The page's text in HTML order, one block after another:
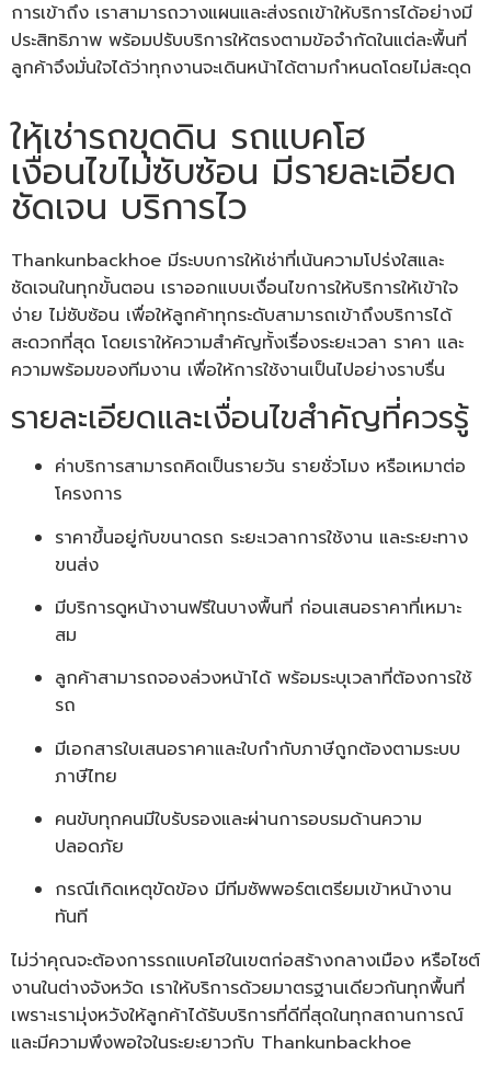
การเข้าถึง เราสามารถวางแผนและส่งรถเข้าให้บริการได้อย่างมี
ประสิทธิภาพ พร้อมปรับบริการให้ตรงตามข้อจำกัดในแต่ละพื้นที่
ลูกค้าจึงมั่นใจได้ว่าทุกงานจะเดินหน้าได้ตามกำหนดโดยไม่สะดุด
ให้เช่ารถขุดดิน รถแบคโฮ
เงื่อนไขไม่ซับซ้อน มีรายละเอียด
ชัดเจน บริการไว
Thankunbackhoe มีระบบการให้เช่าที่เน้นความโปร่งใสและ
ชัดเจนในทุกขั้นตอน เราออกแบบเงื่อนไขการให้บริการให้เข้าใจ
ง่าย ไม่ซับซ้อน เพื่อให้ลูกค้าทุกระดับสามารถเข้าถึงบริการได้
สะดวกที่สุด โดยเราให้ความสำคัญทั้งเรื่องระยะเวลา ราคา และ
ความพร้อมของทีมงาน เพื่อให้การใช้งานเป็นไปอย่างราบรื่น
รายละเอียดและเงื่อนไขสำคัญที่ควรรู้
ค่าบริการสามารถคิดเป็นรายวัน รายชั่วโมง หรือเหมาต่อ
โครงการ
ราคาขึ้นอยู่กับขนาดรถ ระยะเวลาการใช้งาน และระยะทาง
ขนส่ง
มีบริการดูหน้างานฟรีในบางพื้นที่ ก่อนเสนอราคาที่เหมาะ
สม
ลูกค้าสามารถจองล่วงหน้าได้ พร้อมระบุเวลาที่ต้องการใช้
รถ
มีเอกสารใบเสนอราคาและใบกำกับภาษีถูกต้องตามระบบ
ภาษีไทย
คนขับทุกคนมีใบรับรองและผ่านการอบรมด้านความ
ปลอดภัย
กรณีเกิดเหตุขัดข้อง มีทีมซัพพอร์ตเตรียมเข้าหน้างาน
ทันที
ไม่ว่าคุณจะต้องการรถแบคโฮในเขตก่อสร้างกลางเมือง หรือไซต์
งานในต่างจังหวัด เราให้บริการด้วยมาตรฐานเดียวกันทุกพื้นที่
เพราะเรามุ่งหวังให้ลูกค้าได้รับบริการที่ดีที่สุดในทุกสถานการณ์
และมีความพึงพอใจในระยะยาวกับ Thankunbackhoe